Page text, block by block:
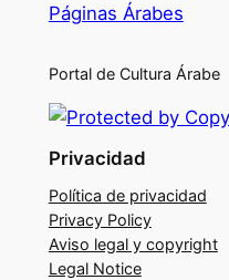
Páginas Árabes
Portal de Cultura Árabe
Privacidad
Política de privacidad
Privacy Policy
Aviso legal y copyright
Legal Notice